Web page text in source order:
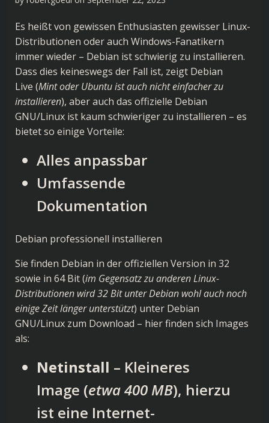
Es heißt von gewissen Enthusiasten gewisser Linux-
Distributionen oder auch Windows-Fanatikern
immer wieder – Debian ist schwierig zu installieren.
Dass dies keineswegs der Fall ist, zeigt Debian
Live (Mint oder Ubuntu ist auch nicht einfacher zu
installieren), aber auch das offizielle Debian
GNU/Linux ist kaum schwieriger zu installieren – es
bietet so einige Vorteile:
Alles anpassbar
Umfassende
Dokumentation
Debian professionell installieren
Sie finden Debian in der offiziellen Version in 32
sowie in 64 Bit (im Gegensatz zu anderen Linux-
Distributionen wird 32 Bit unter Debian wohl auch noch
einige Zeit länger unterstützt) unter Debian
GNU/Linux zum Download – hier finden sich Images
als:
Netinstall – Kleineres
Image (etwa 400 MB), hierzu
ist eine Internet-